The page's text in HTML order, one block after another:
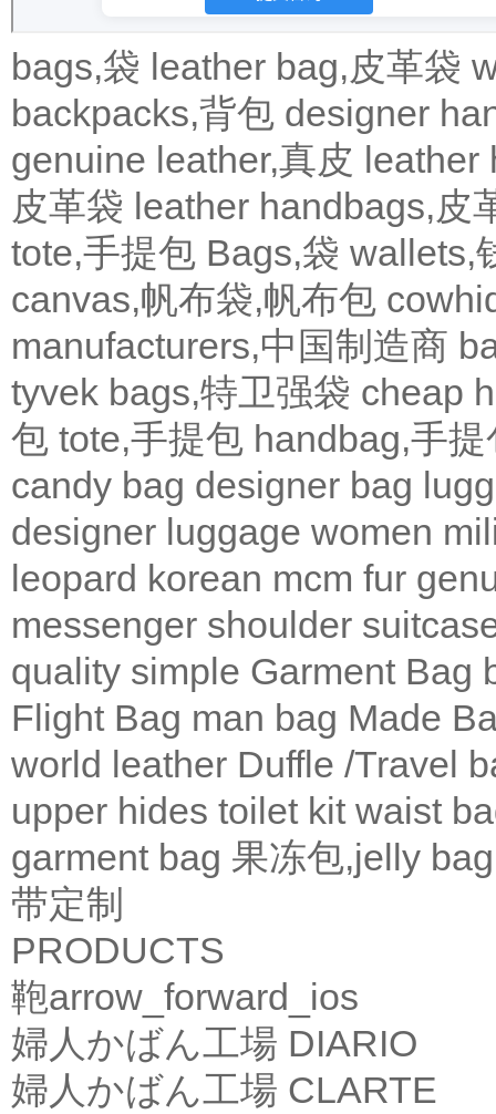
bags,袋 leather bag,皮革袋
backpacks,背包 designer
genuine leather,真皮 leather
皮革袋 leather handbags,皮
tote,手提包 Bags,袋 wallets,
canvas,帆布袋,帆布包
manufacturers,中国制造商
tyvek bags,特卫强袋 cheap
包 tote,手提包 handbag,手提
candy bag designer bag
designer luggage women
leopard korean mcm fur
messenger shoulder
quality simple Garment Bag
Flight Bag man bag Made
world leather Duffle /Travel
upper hides toilet kit waist
garment bag 果冻包,jelly bag
带定制
PRODUCTS
鞄arrow_forward_ios
婦人かばん工場 DIARIO
婦人かばん工場 CLARTE